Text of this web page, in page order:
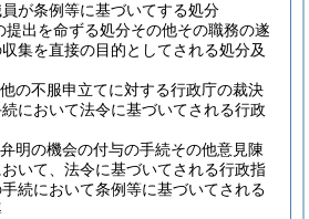
が条例等に基づいてする処分
提出を命ずる処分その他その職務の遂
集を直接の目的としてされる処分及
の不服申立てに対する行政庁の裁決
において法令に基づいてされる行政
明の機会の付与の手続その他意見陳
いて、法令に基づいてされる行政指
続において条例等に基づいてされる